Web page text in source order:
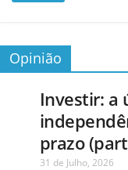
Opinião
Investir: a
prazo
31 de Julho, 2026